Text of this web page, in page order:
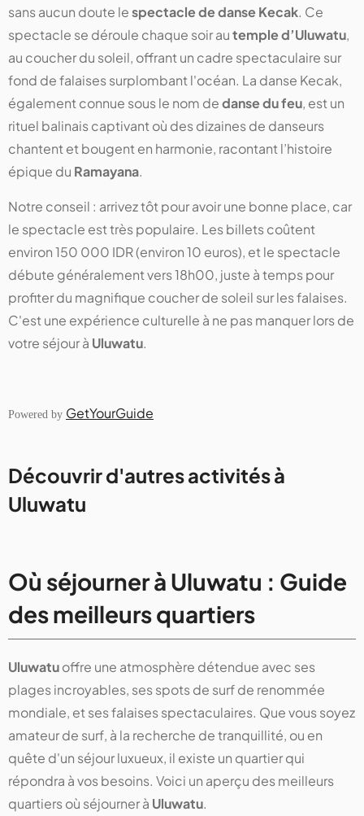
sans aucun doute lespectacle de danse Kecak. Ce
spectacle se déroule chaque soir autemple d’Uluwatu,
au coucher du soleil, offrant un cadre spectaculaire sur
fond de falaises surplombant l'océan. La danse Kecak,
également connue sous le nom dedanse du feu, est un
rituel balinais captivant où des dizaines de danseurs
chantent et bougent en harmonie, racontant l’histoire
épique du Ramayana.
Notre conseil : arrivez tôt pour avoir une bonne place, car
le spectacle est très populaire. Les billets coûtent
environ 150 000 IDR (environ 10 euros), et le spectacle
débute généralement vers 18h00, juste à temps pour
profiter du magnifique coucher de soleil sur les falaises.
C'est une expérience culturelle à ne pas manquer lors de
votre séjour à Uluwatu.
Powered by GetYourGuide
Découvrir d'autres activités à
Uluwatu
Où séjourner à Uluwatu : Guide
des meilleurs quartiers
Uluwatuoffre une atmosphère détendue avec ses
plages incroyables, ses spots de surf de renommée
mondiale, et ses falaises spectaculaires. Que vous soyez
amateur de surf, à la recherche de tranquillité, ou en
quête d'un séjour luxueux, il existe un quartier qui
répondra à vos besoins. Voici un aperçu des meilleurs
quartiers où séjourner à Uluwatu.